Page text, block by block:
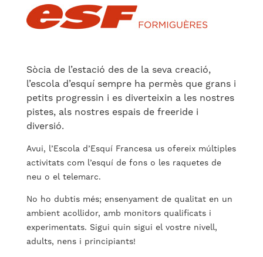
Sòcia de l’estació des de la seva creació,
l’escola d’esquí sempre ha permès que grans i
petits progressin i es diverteixin a les nostres
pistes, als nostres espais de freeride i
diversió.
Avui, l’Escola d’Esquí Francesa us ofereix múltiples
activitats com l’esquí de fons o les raquetes de
neu o el telemarc.
No ho dubtis més; ensenyament de qualitat en un
ambient acollidor, amb monitors qualificats i
experimentats. Sigui quin sigui el vostre nivell,
adults, nens i principiants!